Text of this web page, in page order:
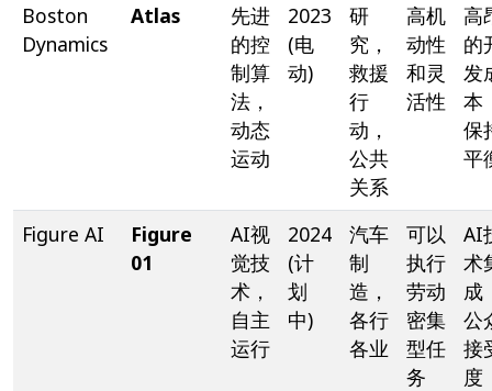
Boston
Dynamics
Atlas
先进
的控
制算
法，
动态
运动
2023
(电
动)
研
究，
救援
行
动，
公共
关系
高机
动性
和灵
活性
高
的
发
本
保
平
Figure AI
Figure
01
AI视
觉技
术，
自主
运行
2024
(计
划
中)
汽车
制
造，
各行
各业
可以
执行
劳动
密集
型任
务
AI
术
成
公
接
度